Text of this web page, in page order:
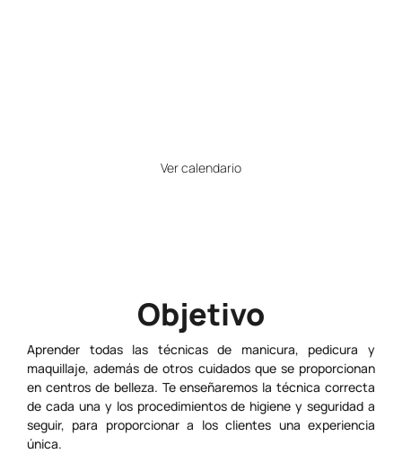
Ver calendario
Objetivo
Aprender todas las técnicas de manicura, pedicura y
maquillaje, además de otros cuidados que se proporcionan
en centros de belleza. Te enseñaremos la técnica correcta
de cada una y los procedimientos de higiene y seguridad a
seguir, para proporcionar a los clientes una experiencia
única.